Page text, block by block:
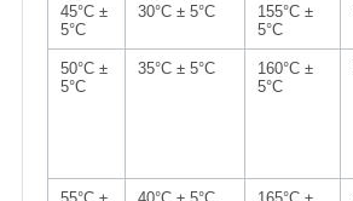
45°C ±
5°C
30°C ± 5°C
155°C ±
5°C
50°C ±
5°C
35°C ± 5°C
160°C ±
5°C